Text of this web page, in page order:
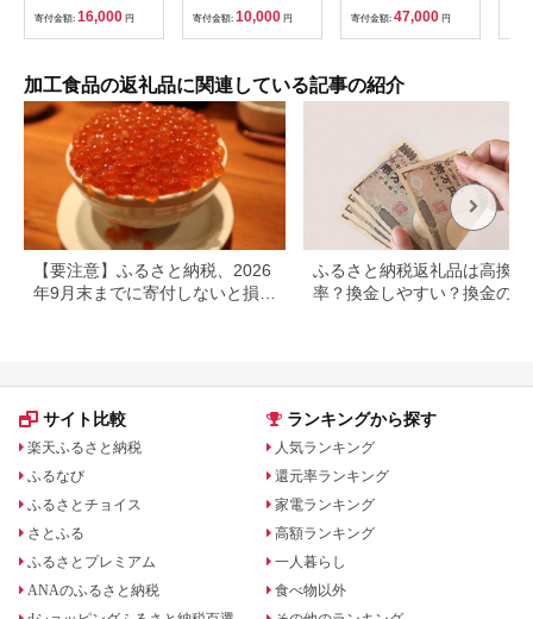
簡単 大容量 湯煎 湯せ
ん 個包装 [大容量 ハ
ンバーグ 肉 おかず 惣
洋食 湯煎 個別包装 小
分 お弁当 便利 お試
し]|06_thm-040601
寄付金額: 16,000 円
プ ジンジャー しょう
が 生姜シロップ 】
<H-1>
寄付金額: 10,000 円 寄付金額: 47,000 円
加工食品の返礼品に関連している記事の紹介
【要注意】ふるさと納税、2026
年9月末までに寄付しないと損す
ふるさと納税返礼品は高換金
率？換金しやすい？換金の可
サイト比較
楽天ふるさと納税
ふるなび
ふるさとチョイス
さとふる
ふるさとプレミアム
ANAのふるさと納税
ランキングから探す
人気ランキング
還元率ランキング
家電ランキング
高額ランキング
一人暮らし
食べ物以外